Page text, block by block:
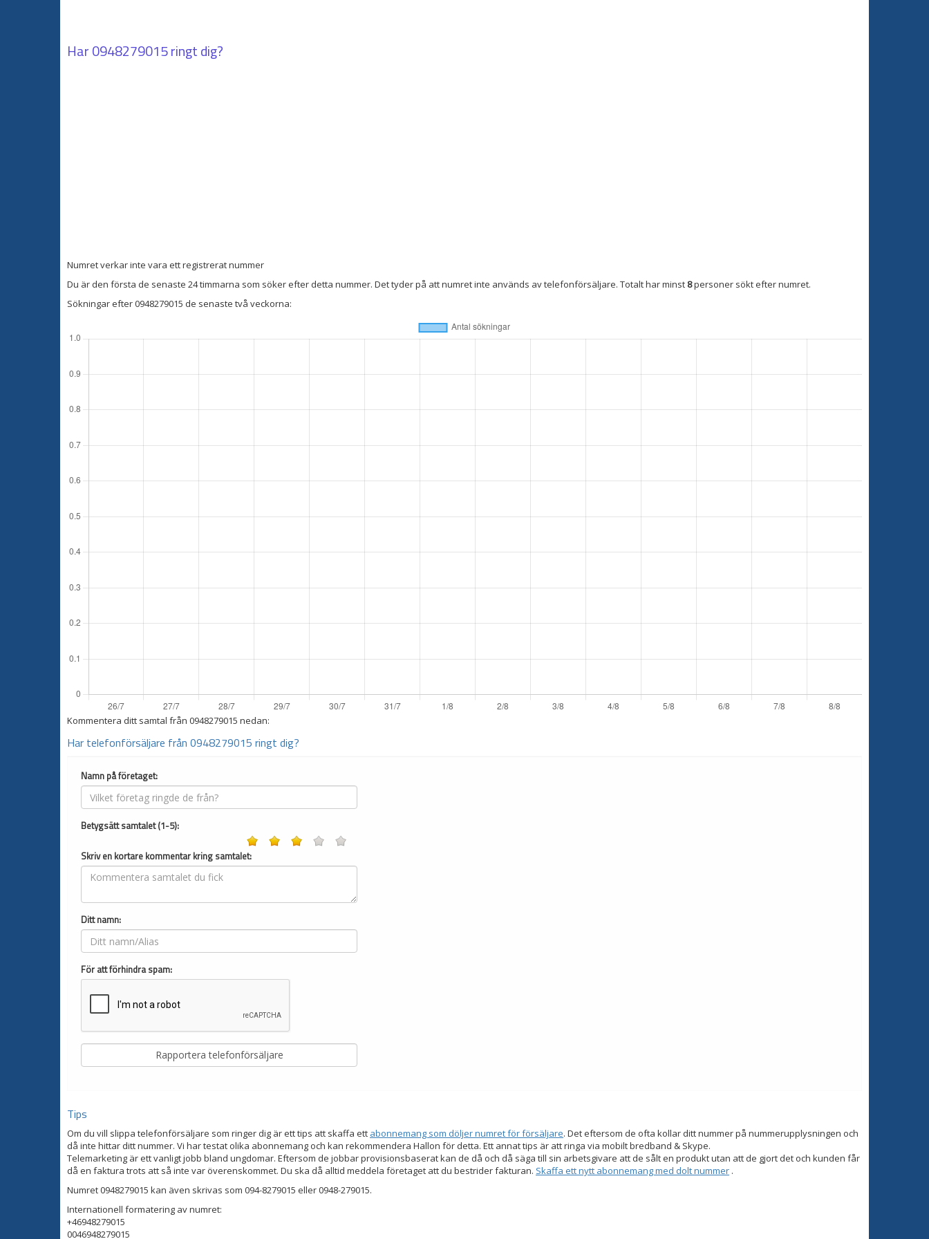
Har0948279015ringt dig?
Numret verkar inte vara ett registrerat nummer
Du är den första de senaste 24 timmarna som söker efter detta nummer. Det tyder på att numret inte används av telefonförsäljare. Totalt har minst 8personer sökt efter numret.
Sökningar efter 0948279015 de senaste två veckorna:
Kommentera ditt samtal från 0948279015 nedan:
Har telefonförsäljare från 0948279015 ringt dig?
Namn på företaget:
Betygsätt samtalet (1-5):
Skriv en kortare kommentar kring samtalet:
Ditt namn:
För att förhindra spam:
Tips
Om du vill slippa telefonförsäljare som ringer dig är ett tips att skaffa ett abonnemang som döljer numret för försäljare. Det eftersom de ofta kollar ditt nummer på nummerupplysningen och
då inte hittar ditt nummer. Vi har testat olika abonnemang och kan rekommendera Hallon för detta. Ett annat tips är att ringa via mobilt bredband & Skype.
Telemarketing är ett vanligt jobb bland ungdomar. Eftersom de jobbar provisionsbaserat kan de då och då säga till sin arbetsgivare att de sålt en produkt utan att de gjort det och kunden får
då en faktura trots att så inte var överenskommet. Du ska då alltid meddela företaget att du bestrider fakturan. Skaffa ett nytt abonnemang med dolt nummer .
Numret 0948279015 kan även skrivas som 094-8279015 eller 0948-279015.
Internationell formatering av numret:
+46948279015
0046948279015